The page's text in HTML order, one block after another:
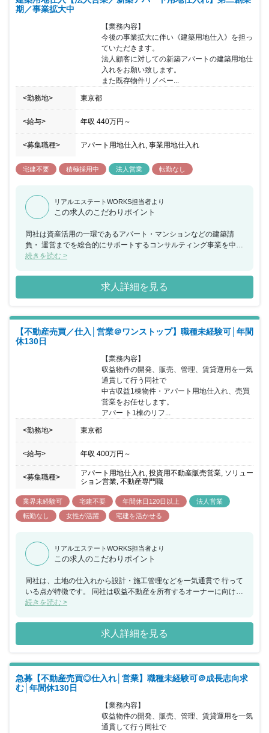
期／事業拡大中
【業務内容】
今後の事業拡大に伴い《建築用地仕入》を担っ
ていただきます。
法人顧客に対しての新築アパートの建築用地仕
入れをお願い致します。
また既存物件リノベー...
<勤務地> 東京都
<給与> 年収 440万円 ～
<募集職種> アパート用地仕入れ, 事業用地仕入れ
宅建不要 積極採用中 法人営業 転勤なし
リアルエステートWORKS担当者より
この求人のこだわりポイント
同社は資産活用の一環であるアパート・マンションなどの建築請
負・ 運営までを総合的にサポートするコンサルティング事業を中心
に展開し その他不動産売買も手掛けている企業になります。 自社
貸住宅となっており、きめ細やかな独自の賃貸管理システムを創り
上げることで女性からの人気を集め、常に高い入居率（99％以上）
を 誇っています。 現在同社は第二創業期を迎えており、従業員数
を進めている最中になります。 オフィスカジュアルの浸透促進や、
上司・部下関係なく呼称を『さん』 付けで呼び合う風土など社員が
働きやすいと思える環境を推進しています。 同ポジションにおいて
も個人ではなくチーム単位で仕事を進めており、 お互いにフォロー
しあいながら仕事を進めていける環境となります。
続きを読む >
求人詳細を見る
【不動産売買／仕入│営業＠ワンストップ】職種未経験可│年間
休130日
【業務内容】
収益物件の開発、販売、管理、賃貸運用を一気
通貫して行う同社で
中古収益1棟物件・アパート用地仕入れ、売買
営業をお任せします。
アパー ト1棟のリフ...
<勤務地> 東京都
<給与> 年収 400万円 ～
<募集職種>
アパート用地仕入れ, 投資用不動産販売営業, ソリュー
ション営業, 不動産専門職
業界未経験可 宅建不要 年間休日120日以上
法人営業
転勤なし
女性が活躍 宅建を活かせる
リアルエステートWORKS担当者より
この求人のこだわりポイント
同社は、土地の仕入れから設計・施工管理などを一気通貫で 行って
いる点が特徴です。 同社は収益不動産を所有するオーナーに向け、
不動産に関連する サービスを提供しています。富裕層向けに、節税
く、 順調に売上伸長中です。 また代表による三方良しの考え方を
大切にしており、顧客のみならず 同社社員のことも考えた経営をし
ております。
続きを読む >
求人詳細を見る
急募【不動産売買◎仕入れ│営業】職種未経験可＠成長志向求
む│年間休130日
【業務内容】
収益物件の開発、販売、管理、賃貸運用を一気
通貫して行う同社で